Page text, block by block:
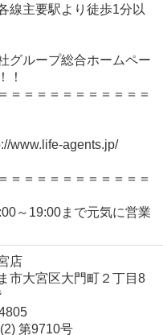
線主要駅より徒歩1分以
グループ総合ホームペー
！
＝＝＝＝＝＝＝＝＝＝＝
agents.jp/
＝＝＝＝＝＝＝＝＝＝＝
～19:00まで元気に営業
店
市大宮区大門町２丁目8
第9710号